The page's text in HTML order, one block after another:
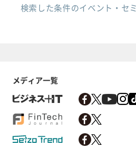
タグ
クリア この条件で検
検索した条件のイベント・セ
メディア一覧